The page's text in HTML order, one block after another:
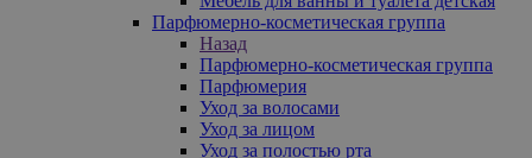
Парфюмерно-косметическая группа
Назад
Парфюмерно-косметическая группа
Парфюмерия
Уход за волосами
Уход за лицом
Уход за полостью рта